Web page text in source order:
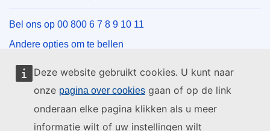
Deze website gebruikt cookies. U kunt naar
onze pagina over cookies gaan of op de link
onderaan elke pagina klikken als u meer
informatie wilt of uw instellingen wilt
Bel ons op 00 800 6 7 8 9 10 11
Andere opties om te bellen
Schrijf ons via het contactformulier
Ontmoet ons in een van de EU-centra